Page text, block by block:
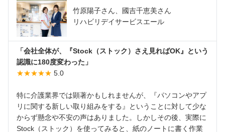
竹原陽子さん、國吉千恵美さん
リハビリデイサービスエール
「会社全体が、『Stock（ストック）さえ見ればOK』という
認識に180度変わった」
★★★★★ 5.0
特に介護業界では顕著かもしれませんが、『パソコンやアプ
リに関する新しい取り組みをする』ということに対して少な
からず懸念や不安の声はありました。しかしその後、実際に
Stock（ストック）を使ってみると、紙のノートに書く作業